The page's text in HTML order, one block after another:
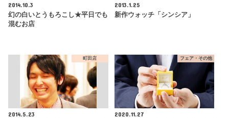
2014.10.3
幻の白いとうもろこし★平日でも
混むお店
2013.1.25
新作ウォッチ「シンシア」
町田店
2014.5.23
フェア・その他
2020.11.27